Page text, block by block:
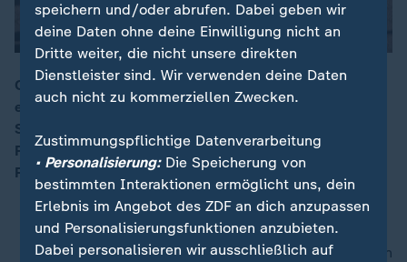
CDU-Spitzenkandidat Tobias Hans steuert per Tablet
einen Roboter in Saarbrückens Innenstadt - SPD-
Spitzenkandidatin Anke Rehlinger liegt in der
Popularität vorne. Beide zeigen Sympathie für die
Fortführung der bisher gemeinsam geführten Koalition.
nach oben
speichern und/oder abrufen. Dabei geben wir
deine Daten ohne deine Einwilligung nicht an
Dritte weiter, die nicht unsere direkten
Dienstleister sind. Wir verwenden deine Daten
auch nicht zu kommerziellen Zwecken.
Zustimmungspflichtige Datenverarbeitung
• Personalisierung:Die Speicherung von
bestimmten Interaktionen ermöglicht uns, dein
Erlebnis im Angebot des ZDF an dich anzupassen
und Personalisierungsfunktionen anzubieten.
Dabei personalisieren wir ausschließlich auf